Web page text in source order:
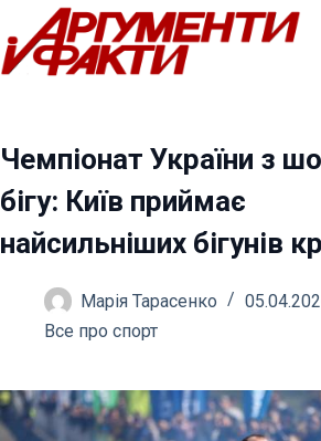
Перейти
до
вмісту
Чемпіонат України з
бігу: Київ приймає
найсильніших бігунів
Марія Тарасенко
Все про спорт